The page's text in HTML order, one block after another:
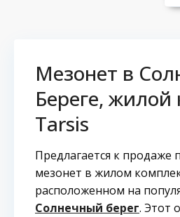
Мезонет в
Береге, жилой
Tarsis
Предлагается к продаже
мезонет в жилом
расположенном на
Солнечный берег. Этот